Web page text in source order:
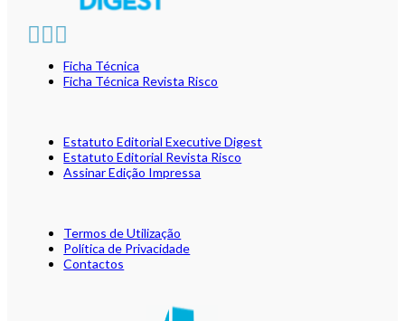
Ficha Técnica
Ficha Técnica Revista Risco
Estatuto Editorial Executive Digest
Estatuto Editorial Revista Risco
Assinar Edição Impressa
Termos de Utilização
Política de Privacidade
Contactos